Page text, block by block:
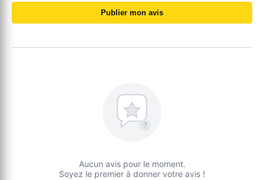
Publier mon avis
?
Aucun avis pour le moment.
Soyez le premier à donner votre avis !